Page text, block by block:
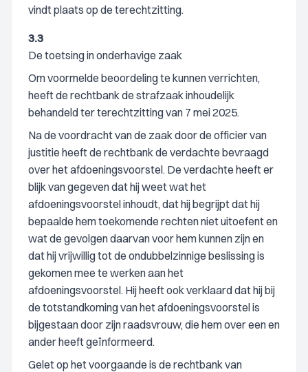
vindt plaats op de terechtzitting.
3.3
De toetsing in onderhavige zaak
Om voormelde beoordeling te kunnen verrichten,
heeft de rechtbank de strafzaak inhoudelijk
behandeld ter terechtzitting van 7 mei 2025.
Na de voordracht van de zaak door de officier van
justitie heeft de rechtbank de verdachte bevraagd
over het afdoeningsvoorstel. De verdachte heeft er
blijk van gegeven dat hij weet wat het
afdoeningsvoorstel inhoudt, dat hij begrijpt dat hij
bepaalde hem toekomende rechten niet uitoefent en
wat de gevolgen daarvan voor hem kunnen zijn en
dat hij vrijwillig tot de ondubbelzinnige beslissing is
gekomen mee te werken aan het
afdoeningsvoorstel. Hij heeft ook verklaard dat hij bij
de totstandkoming van het afdoeningsvoorstel is
bijgestaan door zijn raadsvrouw, die hem over een en
ander heeft geïnformeerd.
Gelet op het voorgaande is de rechtbank van